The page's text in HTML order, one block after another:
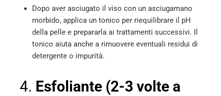
Dopo aver asciugato il viso con un asciugamano
morbido, applica un tonico per riequilibrare il pH
della pelle e prepararla ai trattamenti successivi. Il
tonico aiuta anche a rimuovere eventuali residui di
detergente o impurità.
4. Esfoliante (2-3 volte a